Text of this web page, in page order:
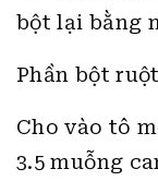
bột lại bằng
Phần bột
Cho vào tô
3.5 muỗng